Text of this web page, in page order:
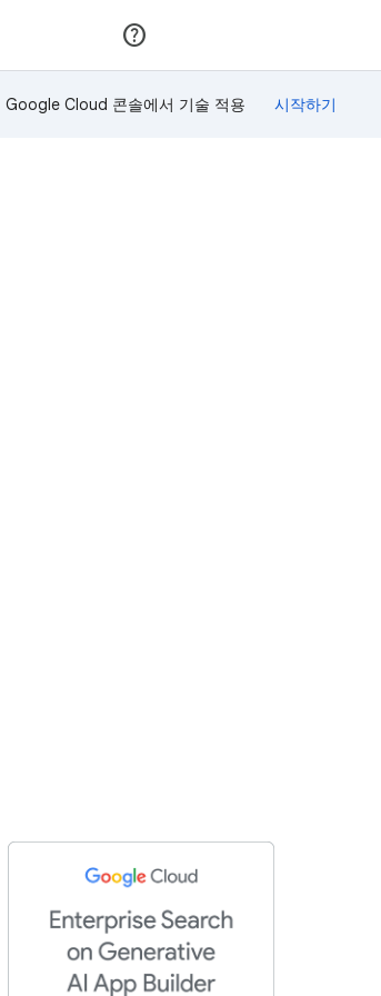
Google Cloud 콘솔에서 기술 적용